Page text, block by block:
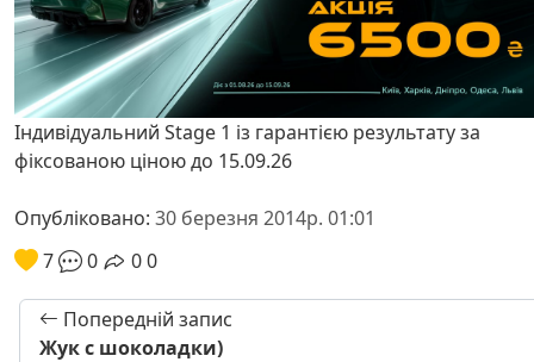
Індивідуальний Stage 1 із гарантією результату за
фіксованою ціною до 15.09.26
Опубліковано: 30 березня 2014р. 01:01
7
0 00
Попередній запис
Жук с шоколадки)